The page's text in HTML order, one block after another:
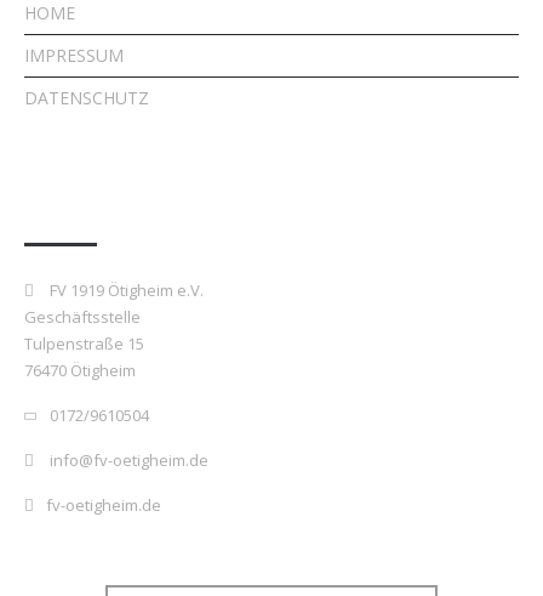
HOME
IMPRESSUM
DATENSCHUTZ
FV 1919 Ötigheim e.V.
Geschäftsstelle
Tulpenstraße 15
76470 Ötigheim
0172/9610504
info@fv-oetigheim.de
fv-oetigheim.de